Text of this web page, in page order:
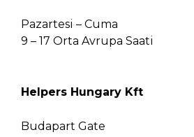
Pazartesi – Cuma
9 – 17 Orta Avrupa Saati
Helpers Hungary Kft
Budapart Gate